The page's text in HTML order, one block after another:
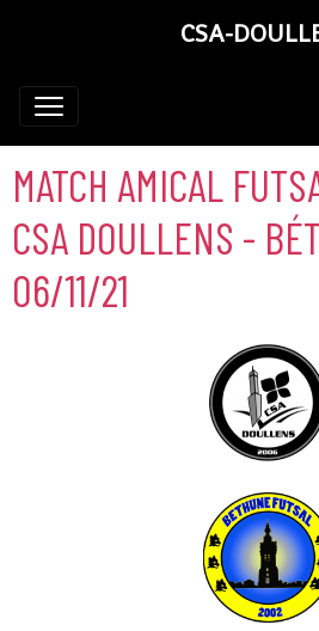
CSA-
MATCH AMICAL
CSA DOULLENS -
06/11/21